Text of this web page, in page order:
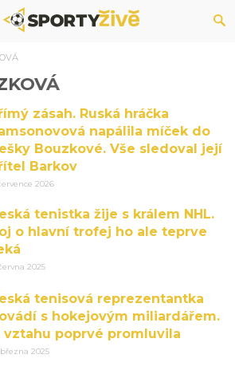
zásah. Ruská hráčka
napálila míček do
Bouzkové. Vše sledoval její
Barkov
2026
tenistka žije s králem NHL.
o hlavní trofej ho ale teprve
2025
tenisová reprezentantka
s hokejovým miliardářem.
vztahu poprvé promluvila
března 2025